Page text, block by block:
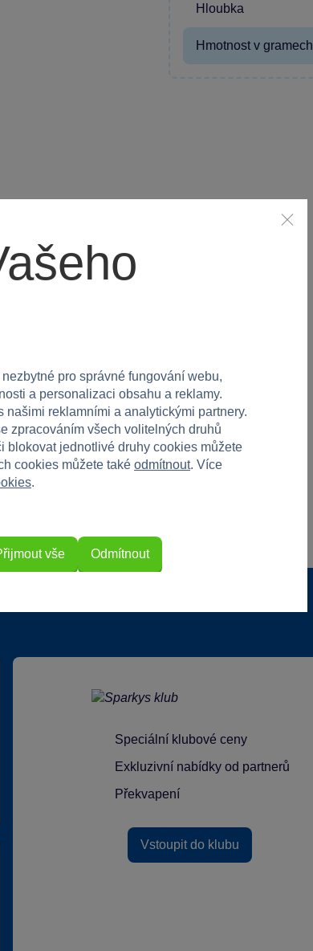
pokoje či
Hloubka
Hmotnost v gramech
Speciální klubové ceny
Exkluzivní nabídky od partnerů
Překvapení
Vstoupit do klubu
pro správné fungování webu,
a personalizaci obsahu a reklamy.
našimi reklamními a analytickými partnery.
zpracováním všech volitelných druhů
blokovat jednotlivé druhy cookies můžete
cookies můžete také odmítnout. Více
.
Odmítnout
vše